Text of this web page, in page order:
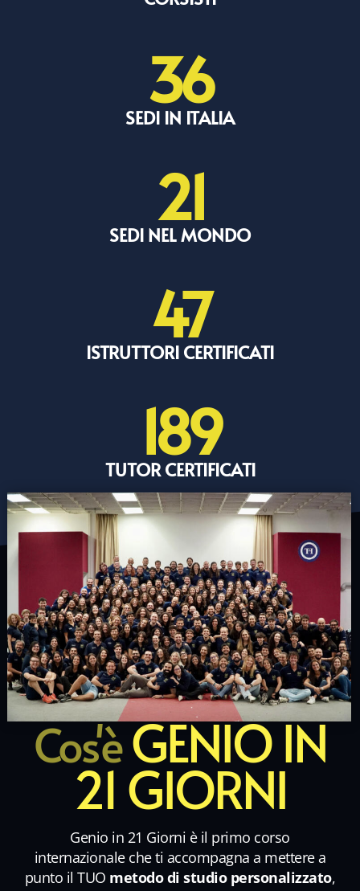
SEDI IN ITALIA
36
SEDI NEL MONDO
21
ISTRUTTORI CERTIFICATI
47
TUTOR CERTIFICATI
189
Cos'èGENIO IN
21 GIORNI
Genio in 21 Giorni è il primo corso
internazionale che ti accompagna a mettere a
punto il TUO metodo di studio personalizzato,